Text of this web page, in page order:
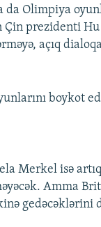
Olimpiya
Çin prezidenti
açıq
boykot
Merkel isə
Amma
gedəcəklərini